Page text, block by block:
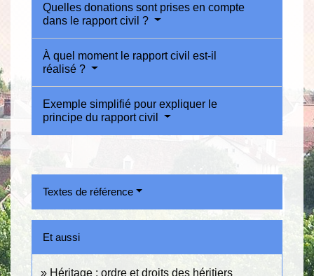
Quelles donations sont prises en compte
dans le rapport civil ?
À quel moment le rapport civil est-il
réalisé ?
Exemple simplifié pour expliquer le
principe du rapport civil
Textes de référence
Et aussi
Héritage : ordre et droits des héritiers